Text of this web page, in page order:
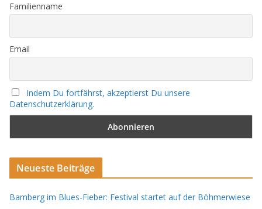
Familienname
Email
Indem Du fortfährst, akzeptierst Du unsere
Datenschutzerklärung.
Neueste Beiträge
Bamberg im Blues-Fieber: Festival startet auf der Böhmerwiese